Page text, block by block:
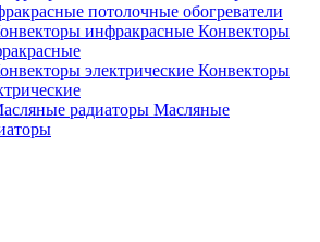
потолочные обогреватели
Конвекторы
Конвекторы
Масляные